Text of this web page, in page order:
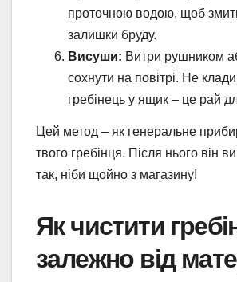
проточною водою, щоб
залишки бруду.
Висуши: Витри рушником
сохнути на повітрі. Не
гребінець у ящик – це рай
Цей метод – як генеральне
твого гребінця. Після нього він
так, ніби щойно з магазину!
Як чистити
залежно від